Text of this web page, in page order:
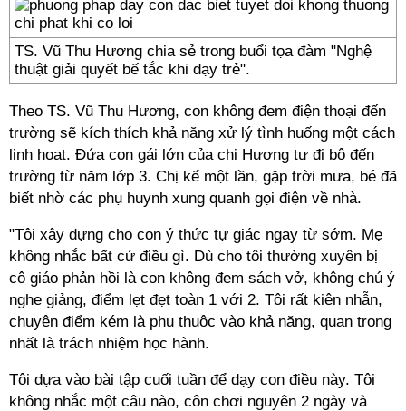
TS. Vũ Thu Hương chia sẻ trong buổi tọa đàm "Nghệ
thuật giải quyết bế tắc khi dạy trẻ".
Theo TS. Vũ Thu Hương, con không đem điện thoại đến
trường sẽ kích thích khả năng xử lý tình huống một cách
linh hoạt. Đứa con gái lớn của chị Hương tự đi bộ đến
trường từ năm lớp 3. Chị kể một lần, gặp trời mưa, bé đã
biết nhờ các phụ huynh xung quanh gọi điện về nhà.
"Tôi xây dựng cho con ý thức tự giác ngay từ sớm. Mẹ
không nhắc bất cứ điều gì. Dù cho tôi thường xuyên bị
cô giáo phản hồi là con không đem sách vở, không chú ý
nghe giảng, điểm lẹt đẹt toàn 1 với 2. Tôi rất kiên nhẫn,
chuyện điểm kém là phụ thuộc vào khả năng, quan trọng
nhất là trách nhiệm học hành.
Tôi dựa vào bài tập cuối tuần để dạy con điều này. Tôi
không nhắc một câu nào, côn chơi nguyên 2 ngày và